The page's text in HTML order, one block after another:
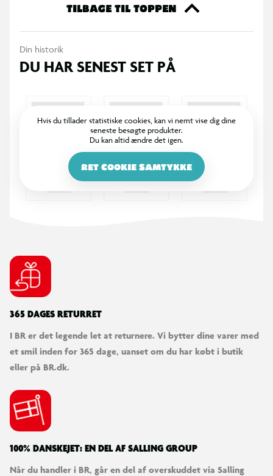
til aflevering af brugte batterier
- Poseordningen, hvor du lægger batterier i en pose oven på
din affaldsspand
- Læg dem i bokse, batteristandere og/eller skabe til farligt
Du kan finde mere information om den lokale
batteriindsamling på din kommunes hjemmeside.
TILBAGE TIL TOPPEN
Din historik
DU HAR SENEST SET PÅ
Hvis du tillader statistiske cookies, kan vi nemt vise dig dine
seneste besøgte produkter.
Du kan altid ændre det igen.
RET COOKIE SAMTYKKE
365 DAGES RETURRET
I BR er det legende let at returnere. Vi bytter dine varer med
et smil inden for 365 dage, uanset om du har købt i butik
eller på BR.dk.
100% DANSKEJET: EN DEL AF SALLING GROUP
Når du handler i BR, går en del af overskuddet via Salling